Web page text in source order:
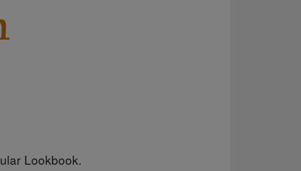
Lookbook.